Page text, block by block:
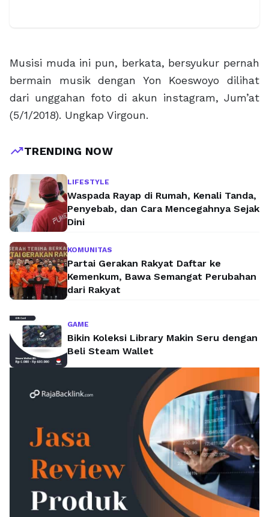
Musisi muda ini pun, berkata, bersyukur pernah
bermain musik dengan Yon Koeswoyo dilihat
dari unggahan foto di akun instagram, Jum’at
(5/1/2018). Ungkap Virgoun.
trending_upTRENDING NOW
LIFESTYLE
Waspada Rayap di Rumah, Kenali Tanda,
Penyebab, dan Cara Mencegahnya Sejak
Dini
KOMUNITAS
Partai Gerakan Rakyat Daftar ke
Kemenkum, Bawa Semangat Perubahan
dari Rakyat
GAME
Bikin Koleksi Library Makin Seru dengan
Beli Steam Wallet